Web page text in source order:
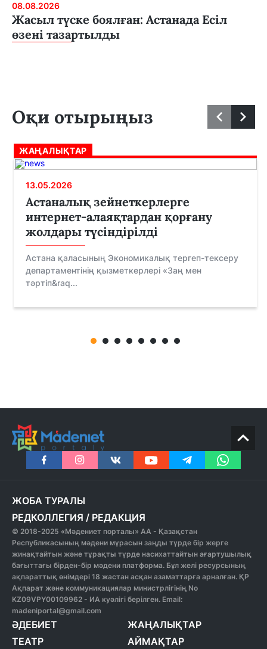
08.08.2026
Жасыл түске боялған: Астанада Есіл
өзені тазартылды
Оқи отырыңыз
ЖАҢАЛЫҚТАР
13.05.2026
Астаналық зейнеткерлерге
интернет-алаяқтардан қорғану
жолдары түсіндірілді
Астана қаласының Экономикалық тергеп-тексеру
департаментінің қызметкерлері «Заң мен
тәртіп&raq...
ЖОБА ТУРАЛЫ
РЕДКОЛЛЕГИЯ / РЕДАКЦИЯ
© 2018-2025 «Мәдениет порталы» АА - Қазақстан
Республикасының мәдени мұрасын заңды түрде бір жерге
жинақтайтын және тұрақты түрде насихаттайтын ағартушылық
бағыттағы бірден-бір мәдени платформа. Бұл желі ресурсының
ақпараттық өнімдері 18 жастан асқан азаматтарға арналған. ҚР
Ақпарат және коммуникациялар министрлігінің No
KZ09VPY00109962 - ИА куәлігі берілген. Email:
madeniportal@gmail.com
ӘДЕБИЕТ
ТЕАТР
ЖАҢАЛЫҚТАР
АЙМАҚТАР